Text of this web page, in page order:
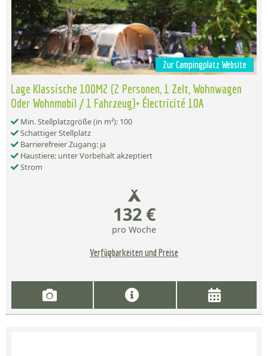
Zur Campingplatz Website
Lage Klassische 100M2 (2 Personen, 1 Zelt, Wohnwagen
Oder Wohnmobil / 1 Fahrzeug)+ Électricité 10A
Min. Stellplatzgröße (in m²): 100
Schattiger Stellplatz
Barrierefreier Zugang: ja
Haustiere: unter Vorbehalt akzeptiert
Strom
132 €
pro Woche
Verfügbarkeiten und Preise